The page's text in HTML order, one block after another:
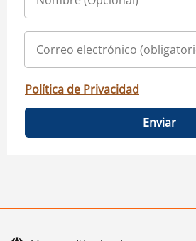
Política de Privacidad
Enviar